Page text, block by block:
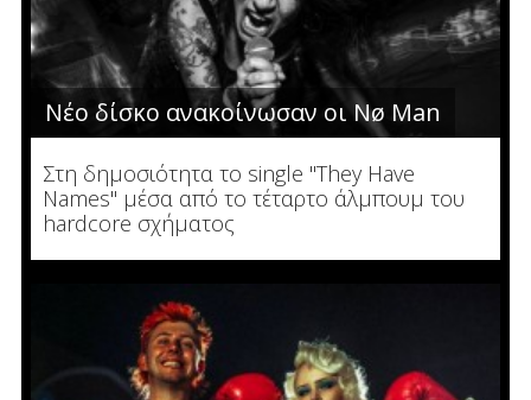
Νέο δίσκο ανακοίνωσαν οι Nø Man
Στη δημοσιότητα το single "They Have
Names" μέσα από το τέταρτο άλμπουμ του
hardcore σχήματος